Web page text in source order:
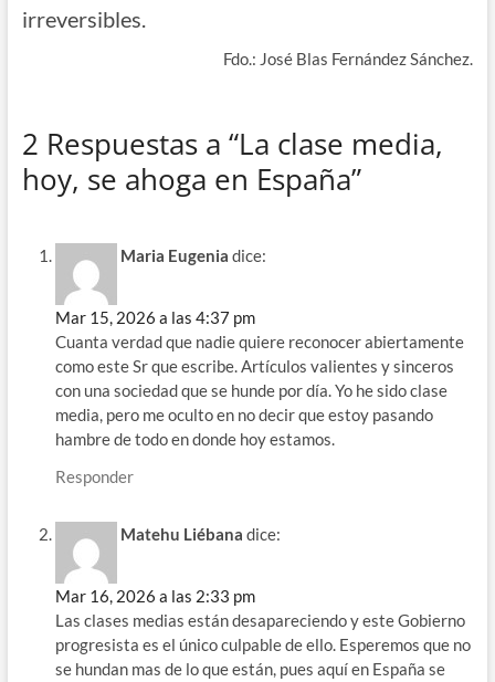
irreversibles.
Fdo.: José Blas Fernández Sánchez.
2 Respuestas a “La clase media,
hoy, se ahoga en España”
Maria Eugenia dice:
Mar 15, 2026 a las 4:37 pm
Cuanta verdad que nadie quiere reconocer abiertamente
como este Sr que escribe. Artículos valientes y sinceros
con una sociedad que se hunde por día. Yo he sido clase
media, pero me oculto en no decir que estoy pasando
hambre de todo en donde hoy estamos.
Responder
Matehu Liébana dice:
Mar 16, 2026 a las 2:33 pm
Las clases medias están desapareciendo y este Gobierno
progresista es el único culpable de ello. Esperemos que no
se hundan mas de lo que están, pues aquí en España se